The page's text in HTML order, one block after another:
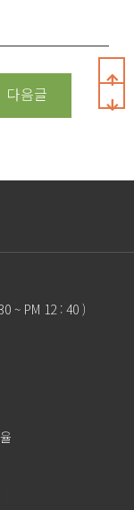
다음글
~ PM 12 : 40 )